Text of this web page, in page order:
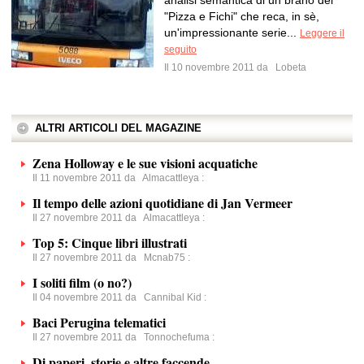
"Pizza e Fichi" che reca, in sè,
un'impressionante serie...
Leggere il
seguito
Il 10 novembre 2011 da
Lobeta
ALTRI ARTICOLI DEL MAGAZINE
Zena Holloway e le sue visioni acquatiche
Il 11 novembre 2011 da Almacattleya :
Il tempo delle azioni quotidiane di Jan Vermeer
Il 27 novembre 2011 da Almacattleya :
Top 5: Cinque libri illustrati
Il 27 novembre 2011 da Mcnab75 :
I soliti film (o no?)
Il 04 novembre 2011 da Cannibal Kid :
Baci Perugina telematici
Il 27 novembre 2011 da Tonnochefuma :